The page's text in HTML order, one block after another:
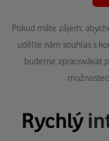
Pokud máte zájem,
udělte nám souhlas s
budeme zpracovávat
Rychlý